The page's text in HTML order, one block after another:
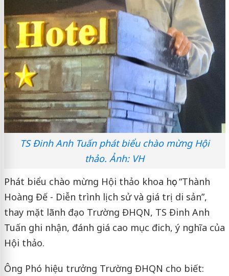
TS Đinh Anh Tuấn phát biểu chào mừng Hội
thảo. Ảnh: VH
Phát biểu chào mừng Hội thảo khoa học “Thành
Hoàng Đế - Diễn trình lịch sử và giá trị di sản”,
thay mặt lãnh đạo Trường ĐHQN, TS Đinh Anh
Tuấn ghi nhận, đánh giá cao mục đich, ý nghĩa của
Hội thảo.
Ông Phó hiệu trưởng Trường ĐHQN cho biết: